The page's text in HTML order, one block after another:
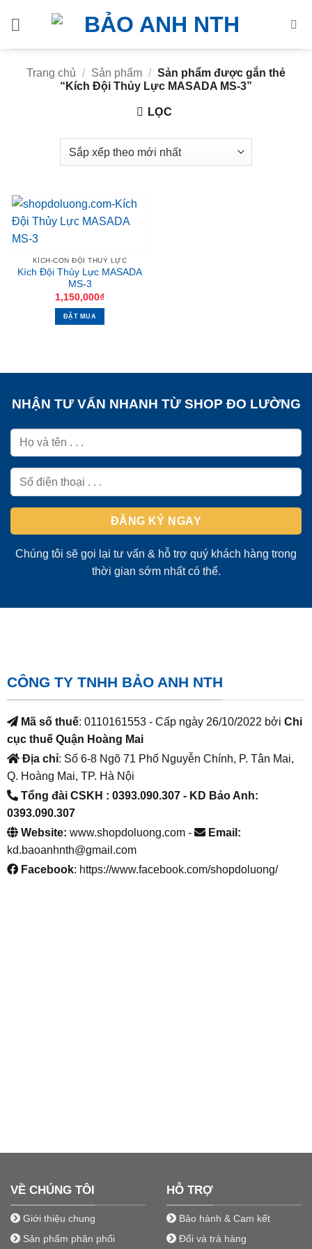
Trang chủ
/ Sản phẩm / Sản phẩm được gắn thẻ
“Kích Đội Thủy Lực MASADA MS-3”
LỌC
KÍCH-CON ĐỘI THUỶ LỰC
Kích Đội Thủy Lực MASADA
MS-3
1,150,000₫
ĐẶT MUA
NHẬN TƯ VẤN NHANH TỪ SHOP ĐO LƯỜNG
Chúng tôi sẽ gọi lại tư vấn & hỗ trợ quý khách hàng trong
thời gian sớm nhất có thể.
CÔNG TY TNHH BẢO ANH NTH
Mã số thuế: 0110161553 - Cấp ngày 26/10/2022 bởi Chi
cục thuế Quận Hoàng Mai
Địa chỉ: Số 6-8 Ngõ 71 Phố Nguyễn Chính, P. Tân Mai,
Q. Hoàng Mai, TP. Hà Nội
Tổng đài CSKH : 0393.090.307- KD Bảo Anh:
0393.090.307
Website: www.shopdoluong.com -
Email:
kd.baoanhnth@gmail.com
Facebook: https://www.facebook.com/shopdoluong/
VỀ CHÚNG TÔI
Giới thiệu chung
Sản phẩm phân phối
HỖ TRỢ
Bảo hành & Cam kết
Đổi và trả hàng